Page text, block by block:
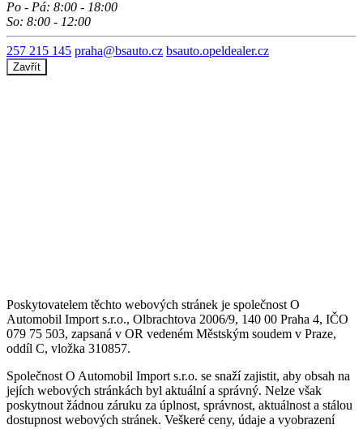
Po - Pá: 8:00 - 18:00
So: 8:00 - 12:00
257 215 145 praha@bsauto.cz bsauto.opeldealer.cz
Zavřít
Poskytovatelem těchto webových stránek je společnost O
Automobil Import s.r.o., Olbrachtova 2006/9, 140 00 Praha 4, IČO
079 75 503, zapsaná v OR vedeném Městským soudem v Praze,
oddíl C, vložka 310857.
Společnost O Automobil Import s.r.o. se snaží zajistit, aby obsah na
jejích webových stránkách byl aktuální a správný. Nelze však
poskytnout žádnou záruku za úplnost, správnost, aktuálnost a stálou
dostupnost webových stránek. Veškeré ceny, údaje a vyobrazení